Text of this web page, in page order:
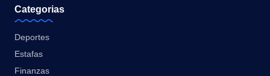
Categorias
Deportes
Estafas
Finanzas